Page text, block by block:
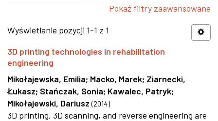
Pokaż filtry zaawansowane
Wyświetlanie pozycji 1-1 z 1
3D printing technologies in rehabilitation
engineering
Mikołajewska, Emilia; Macko, Marek; Ziarnecki,
Łukasz; Stańczak, Sonia; Kawalec, Patryk;
Mikołajewski, Dariusz (2014)
3D printing, 3D scanning, and reverse engineering are